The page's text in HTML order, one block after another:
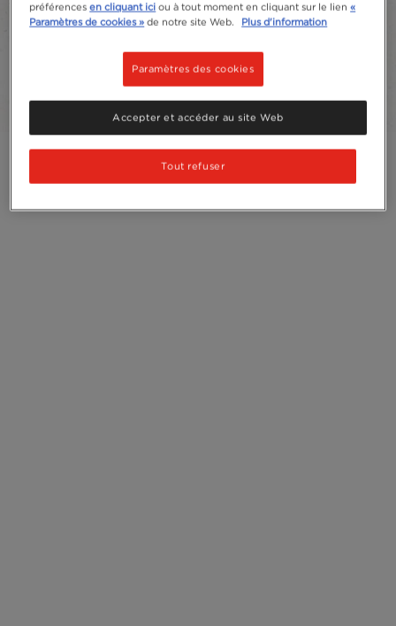
Capsules
préférencesen cliquant ici ou à tout moment en cliquant sur le lien«
Paramètres de cookies » de notre site Web. Plus d'information
Paramètres des cookies
Tout refuser
Accepter et accéder au site Web